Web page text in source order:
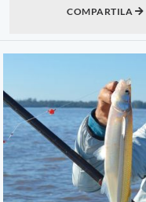
COMPARTILA